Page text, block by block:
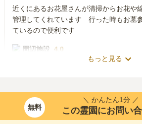
近くにあるお花屋さんが清掃からお花や
管理してくれています 行った時もお墓
ているので便利です
周辺施設 4.0
広い道路を挟んで数キロ両脇にお墓が沢
20代
もっと見る
無料
＼ かんたん1分 ／
この霊園にお問い